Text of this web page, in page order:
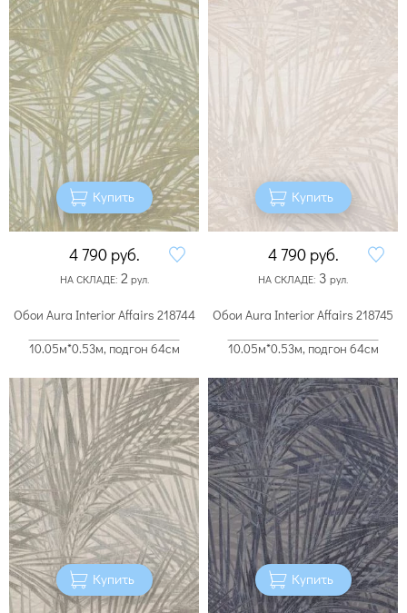
Купить
4 790 руб.
НА СКЛАДЕ: 2 рул.
Купить
4 790 руб.
НА СКЛАДЕ: 3 рул.
Обои Aura Interior Affairs 218744
10.05м*0.53м, подгон 64см
Купить
Обои Aura Interior Affairs 218745
10.05м*0.53м, подгон 64см
Купить